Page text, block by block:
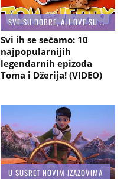
SVE SU DOBRE, ALI OVE SU NAJBOLJE
Svi ih se sećamo: 10
najpopularnijih
legendarnih epizoda
Toma i Džerija! (VIDEO)
U SUSRET NOVIM IZAZOVIMA